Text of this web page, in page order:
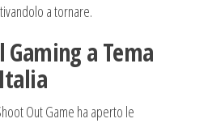
a tornare.
a Tema
Out Game ha aperto le